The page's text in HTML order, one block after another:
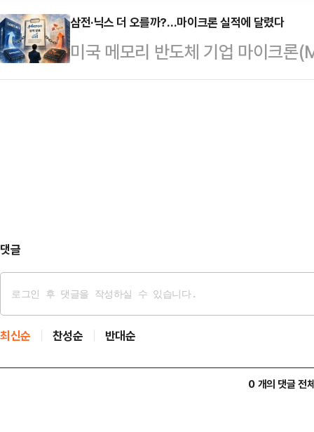
역시 약화됐다는 지적이 나온다.23
부(재판장 송병훈)는 최근 이 전 부
대해 징역 4개…
군사위의 2027 회계연도 국방수
"인도태평양 동맹국에 대한 대외군
것이 제1도련선(일본·대만·필리핀
삼전·닉스 더 오를까?…마이크론 실적에 달렸다
미국 메모리 반도체 기업 마이크
가오면서 삼성전자와 SK하이닉스
댓글
최신순 찬성순 반대순
0 개의 댓글 전